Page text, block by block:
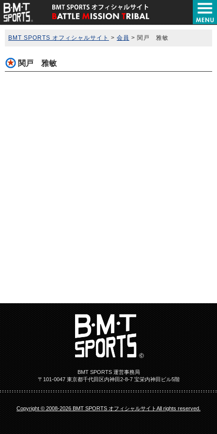
BMT SPORTS オフィシャルサイト > 会員 > 関戸 雅敏
関戸 雅敏
BMT SPORTS 運営事務局
〒101-0047 東京都千代田区内神田2-8-7 宝栄内神田ビル5階
Copyright © 2008-2026 BMT SPORTS オフィシャルサイトAll rights reserved.